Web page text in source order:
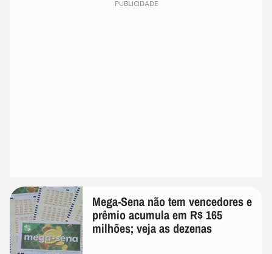
PUBLICIDADE
Mega-Sena não tem vencedores e
prêmio acumula em R$ 165
milhões; veja as dezenas